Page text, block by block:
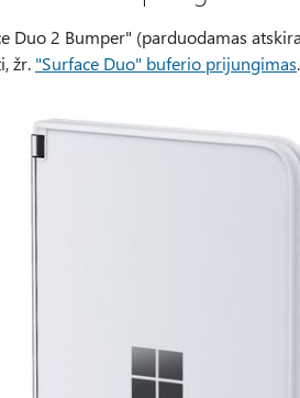
Duo 2 Bumper" (parduodamas
žr. "Surface Duo" buferio prijungimas.